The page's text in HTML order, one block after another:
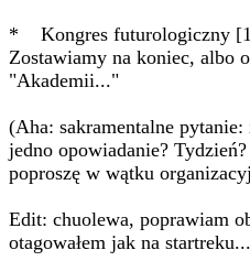
* Kongres futurologiczny
Zostawiamy na koniec, albo
"Akademii..."
(Aha: sakramentalne
jedno opowiadanie?
poproszę w wątku
Edit: chuolewa, poprawiam
otagowałem jak na startreku...